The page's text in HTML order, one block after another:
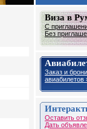
Виза в
С
Без
Заказ и
авиабилетов
Оставить
Дать